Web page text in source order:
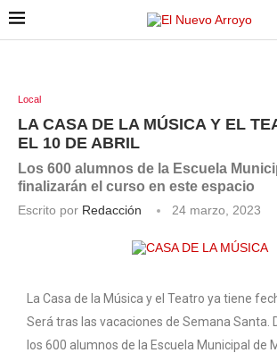
Local
LA CASA DE LA MÚSICA Y EL
EL 10 DE ABRIL
Los 600 alumnos de la Escuela
finalizarán el curso en este espacio
Escrito por Redacción 24 marzo, 2023
La Casa de la Música y el Teatro ya tiene
Será tras las vacaciones de Semana Santa.
los 600 alumnos de la Escuela Municipal de